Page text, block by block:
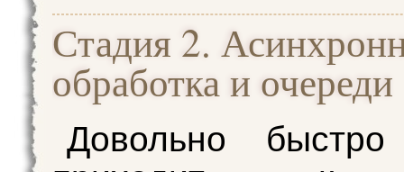
Стадия 2.
обработка и очереди
Довольно